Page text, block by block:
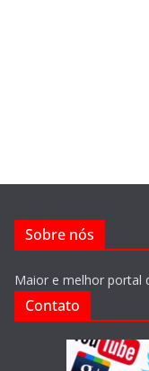
Sobre nós
Maior e melhor portal
Contato